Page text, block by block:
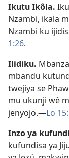
Ikutu Ikôla.
Nzambi, ikala
Nzambi ku
1:26.
Ilidiku.
mbandu
twejiya se
mu ukunji wê
jenyojo.—Lo
Inzo ya
kufundisa ya